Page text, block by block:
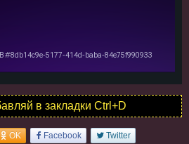
в закладки Ctrl+D
OK Facebook Twitter